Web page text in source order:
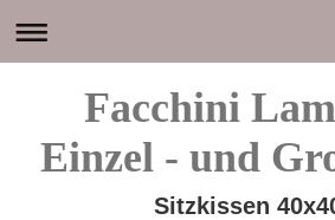
Facchini
Einzel - und
Sitzkissen